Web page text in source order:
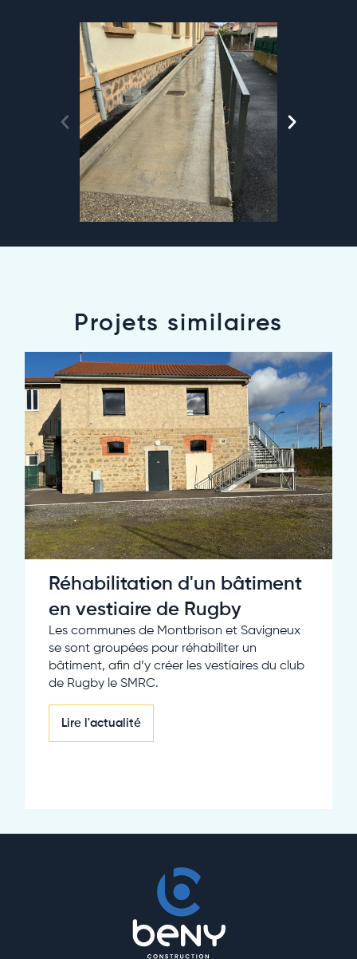
Projets similaires
Réhabilitation d'un bâtiment
en vestiaire de Rugby
Les communes de Montbrison et Savigneux
se sont groupées pour réhabiliter un
bâtiment, afin d’y créer les vestiaires du club
de Rugby le SMRC.
Lire l'actualité